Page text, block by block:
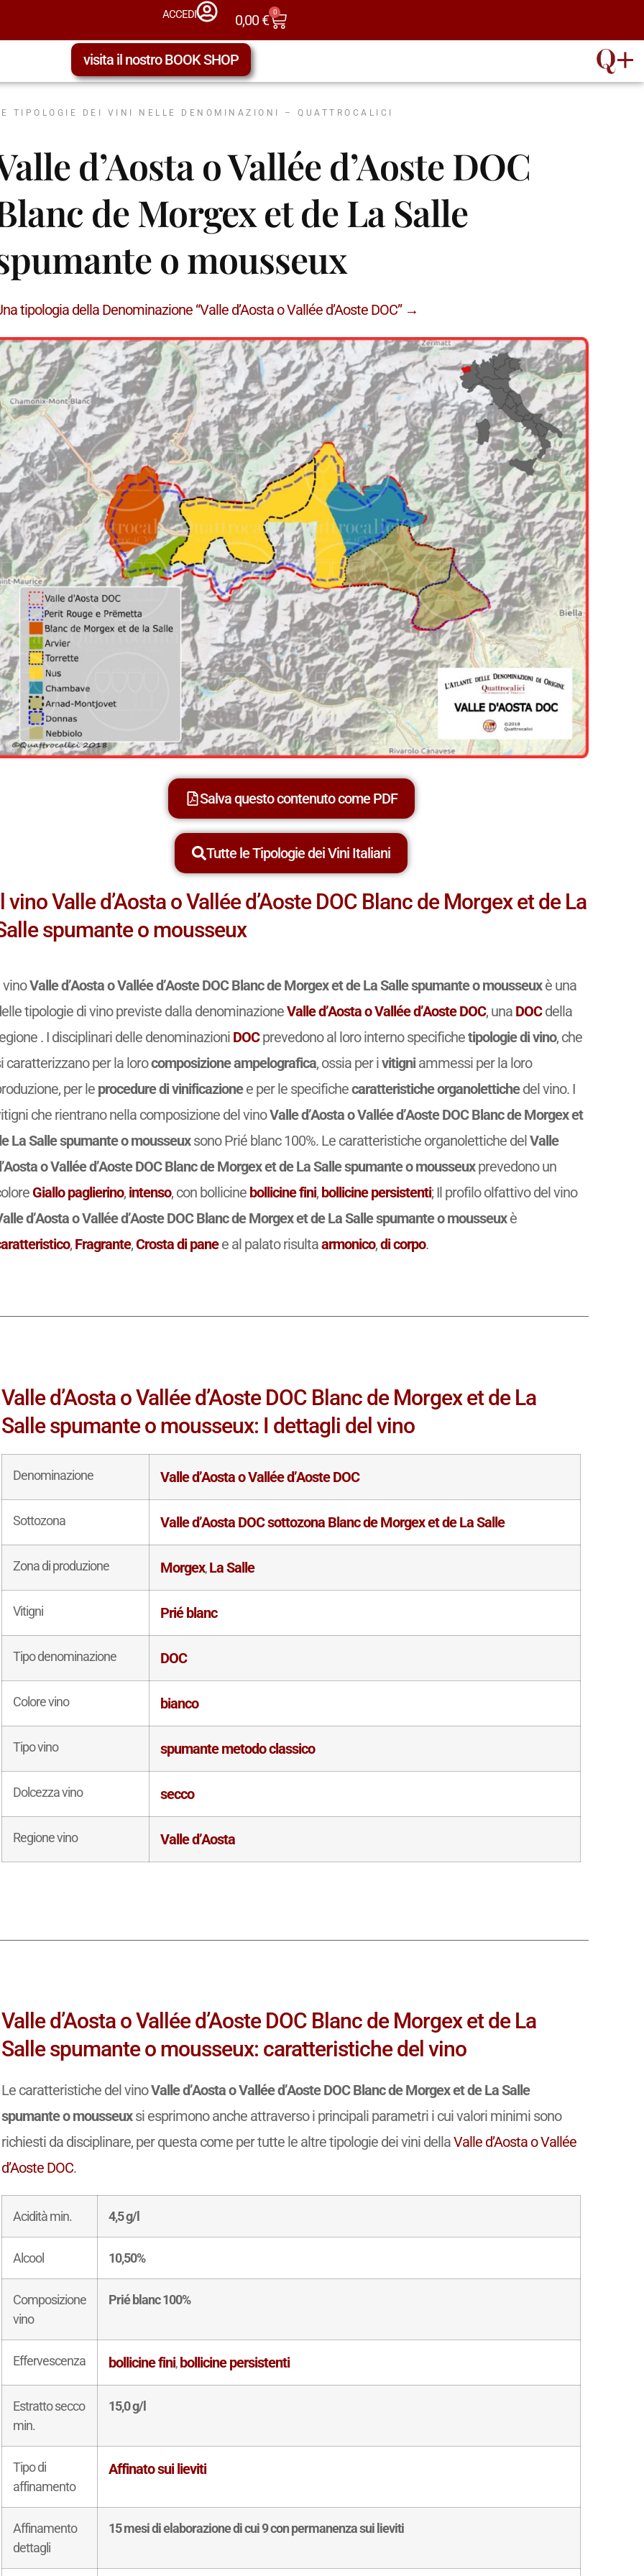
ACCEDI 0,00€ 0
visita il nostro BOOK SHOP
TIPOLOGIE DEI VINI NELLE DENOMINAZIONI – QUATTROCALICI
d’Aosta o Vallée d’Aoste DOC
de Morgex et de La Salle
o mousseux
tipologia della Denominazione “Valle d’Aosta o Vallée d’Aoste DOC” →
Salva questo contenuto come PDF
Tutte le Tipologie dei Vini Italiani
vino Valle d’Aosta o Vallée d’Aoste DOC Blanc de Morgex et de La
spumante o mousseux
vinoValle d’Aosta o Vallée d’Aoste DOC Blanc de Morgex et de La Salle spumante o mousseuxè una
tipologie di vino previste dalla denominazioneValle d’Aosta o Vallée d’Aoste DOC, una DOCdella
. I disciplinari delle denominazioni DOCprevedono al loro interno specifichetipologie di vino, che
caratterizzano per la lorocomposizione ampelografica, ossia per ivitigniammessi per la loro
per le procedure di vinificazionee per le specifichecaratteristiche organolettichedel vino. I
che rientrano nella composizione del vinoValle d’Aosta o Vallée d’Aoste DOC Blanc de Morgex et
La Salle spumante o mousseuxsono Prié blanc 100%. Le caratteristiche organolettiche delValle
o Vallée d’Aoste DOC Blanc de Morgex et de La Salle spumante o mousseuxprevedono un
Giallo paglierino, intenso, con bollicine bollicine fini, bollicine persistenti; Il profilo olfattivo del vino
d’Aosta o Vallée d’Aoste DOC Blanc de Morgex et de La Salle spumante o mousseuxè
, Fragrante,Crosta di panee al palato risultaarmonico,di corpo.
Valle d’Aosta o Vallée d’Aoste DOC Blanc de Morgex et de La
Salle spumante o mousseux: I dettagli del vino
Denominazione Valle d’Aosta o Vallée d’Aoste DOC
Sottozona Valle d’Aosta DOC sottozona Blanc de Morgex et de La Salle
Zona di produzione Morgex,La Salle
Vitigni Prié blanc
Tipo denominazione DOC
Colore vino bianco
Tipo vino spumante metodo classico
Dolcezza vino secco
Regione vino Valle d’Aosta
Valle d’Aosta o Vallée d’Aoste DOC Blanc de Morgex et de La
Salle spumante o mousseux: caratteristiche del vino
Le caratteristiche del vinoValle d’Aosta o Vallée d’Aoste DOC Blanc de Morgex et de La Salle
spumante o mousseuxsi esprimono anche attraverso i principali parametri i cui valori minimi sono
richiesti da disciplinare, per questa come per tutte le altre tipologie dei vini dellaValle d’Aosta o Vallée
d’Aoste DOC.
Acidità min. 4,5 g/l
Alcool 10,50%
Composizione
vino
Prié blanc 100%
Effervescenza bollicine fini,bollicine persistenti
Estratto secco
min.
15,0 g/l
Tipo di
affinamento
Affinato sui lieviti
Affinamento
dettagli
15 mesi di elaborazione di cui 9 con permanenza sui lieviti